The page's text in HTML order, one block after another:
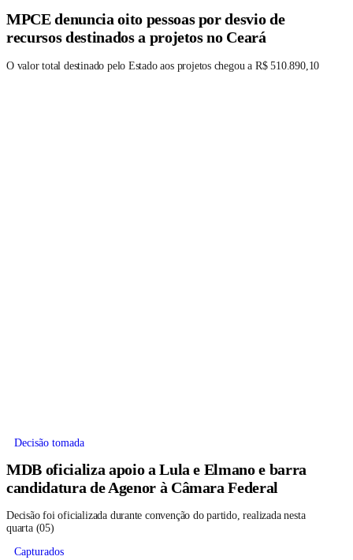
MPCE denuncia oito pessoas por desvio de
recursos destinados a projetos no Ceará
O valor total destinado pelo Estado aos projetos chegou a R$ 510.890,10
Decisão tomada
MDB oficializa apoio a Lula e Elmano e barra
candidatura de Agenor à Câmara Federal
Decisão foi oficializada durante convenção do partido, realizada nesta
quarta (05)
Capturados